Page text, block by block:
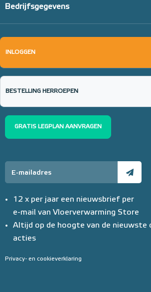
Bedrijfsgegevens
INLOGGEN
BESTELLING HERROEPEN
GRATIS LEGPLAN AANVRAGEN
12 x per jaar een nieuwsbrief per
e-mail van Vloerverwarming Store
Altijd op de hoogte van de nieuwste
acties
Privacy- en cookieverklaring